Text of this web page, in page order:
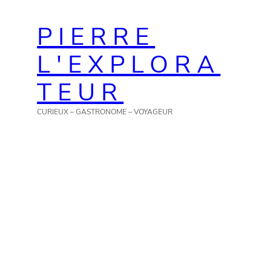
contenuPIERRE
L'EXPLORA
TEUR
CURIEUX – GASTRONOME – VOYAGEUR